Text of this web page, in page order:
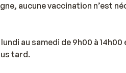
aucune vaccination n’est
au samedi de 9h00 à 14h00
tard.